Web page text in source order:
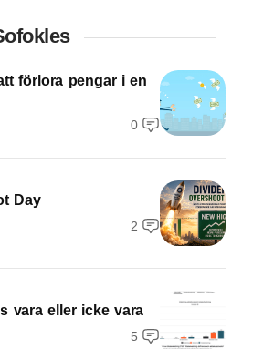
förlora pengar i en
0
Day
2
vara eller icke vara
5